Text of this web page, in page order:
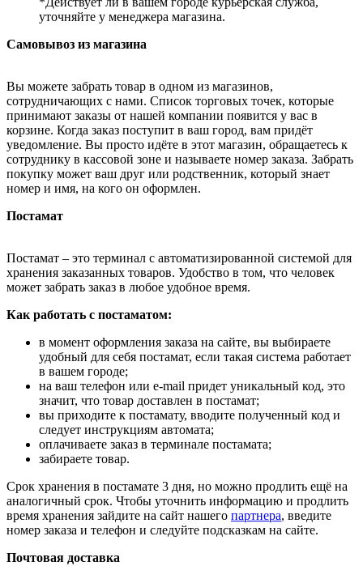
уточняйте у менеджера магазина.
Самовывоз из магазина
Вы можете забрать товар в одном из магазинов,
сотрудничающих с нами. Список торговых точек, которые
принимают заказы от нашей компании появится у вас в
корзине. Когда заказ поступит в ваш город, вам придёт
уведомление. Вы просто идёте в этот магазин, обращаетесь к
сотруднику в кассовой зоне и называете номер заказа. Забрать
покупку может ваш друг или родственник, который знает
номер и имя, на кого он оформлен.
Постамат
Постамат – это терминал с автоматизированной системой для
хранения заказанных товаров. Удобство в том, что человек
может забрать заказ в любое удобное время.
Как работать с постаматом:
в момент оформления заказа на сайте, вы выбираете
удобный для себя постамат, если такая система работает
в вашем городе;
на ваш телефон или e-mail придет уникальный код, это
значит, что товар доставлен в постамат;
вы приходите к постамату, вводите полученный код и
следует инструкциям автомата;
оплачиваете заказ в терминале постамата;
забираете товар.
Срок хранения в постамате 3 дня, но можно продлить ещё на
аналогичный срок. Чтобы уточнить информацию и продлить
время хранения зайдите на сайт нашего партнера, введите
номер заказа и телефон и следуйте подсказкам на сайте.
Почтовая доставка